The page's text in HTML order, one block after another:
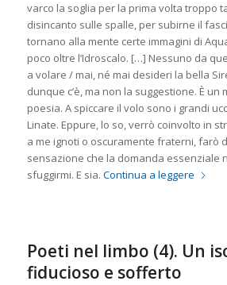
varco la soglia per la prima volta troppo
disincanto sulle spalle, per subirne il
tornano alla mente certe immagini di
poco oltre l’Idroscalo. […] Nessuno da
a volare / mai, né mai desideri la bella
dunque c’è, ma non la suggestione. È un
poesia. A spiccare il volo sono i grandi
Linate. Eppure, lo so, verrò coinvolto in
a me ignoti o oscuramente fraterni, farò
sensazione che la domanda essenziale
sfuggirmi. E sia. Continua a leggere
Poeti nel limbo (4). Un
fiducioso e sofferto